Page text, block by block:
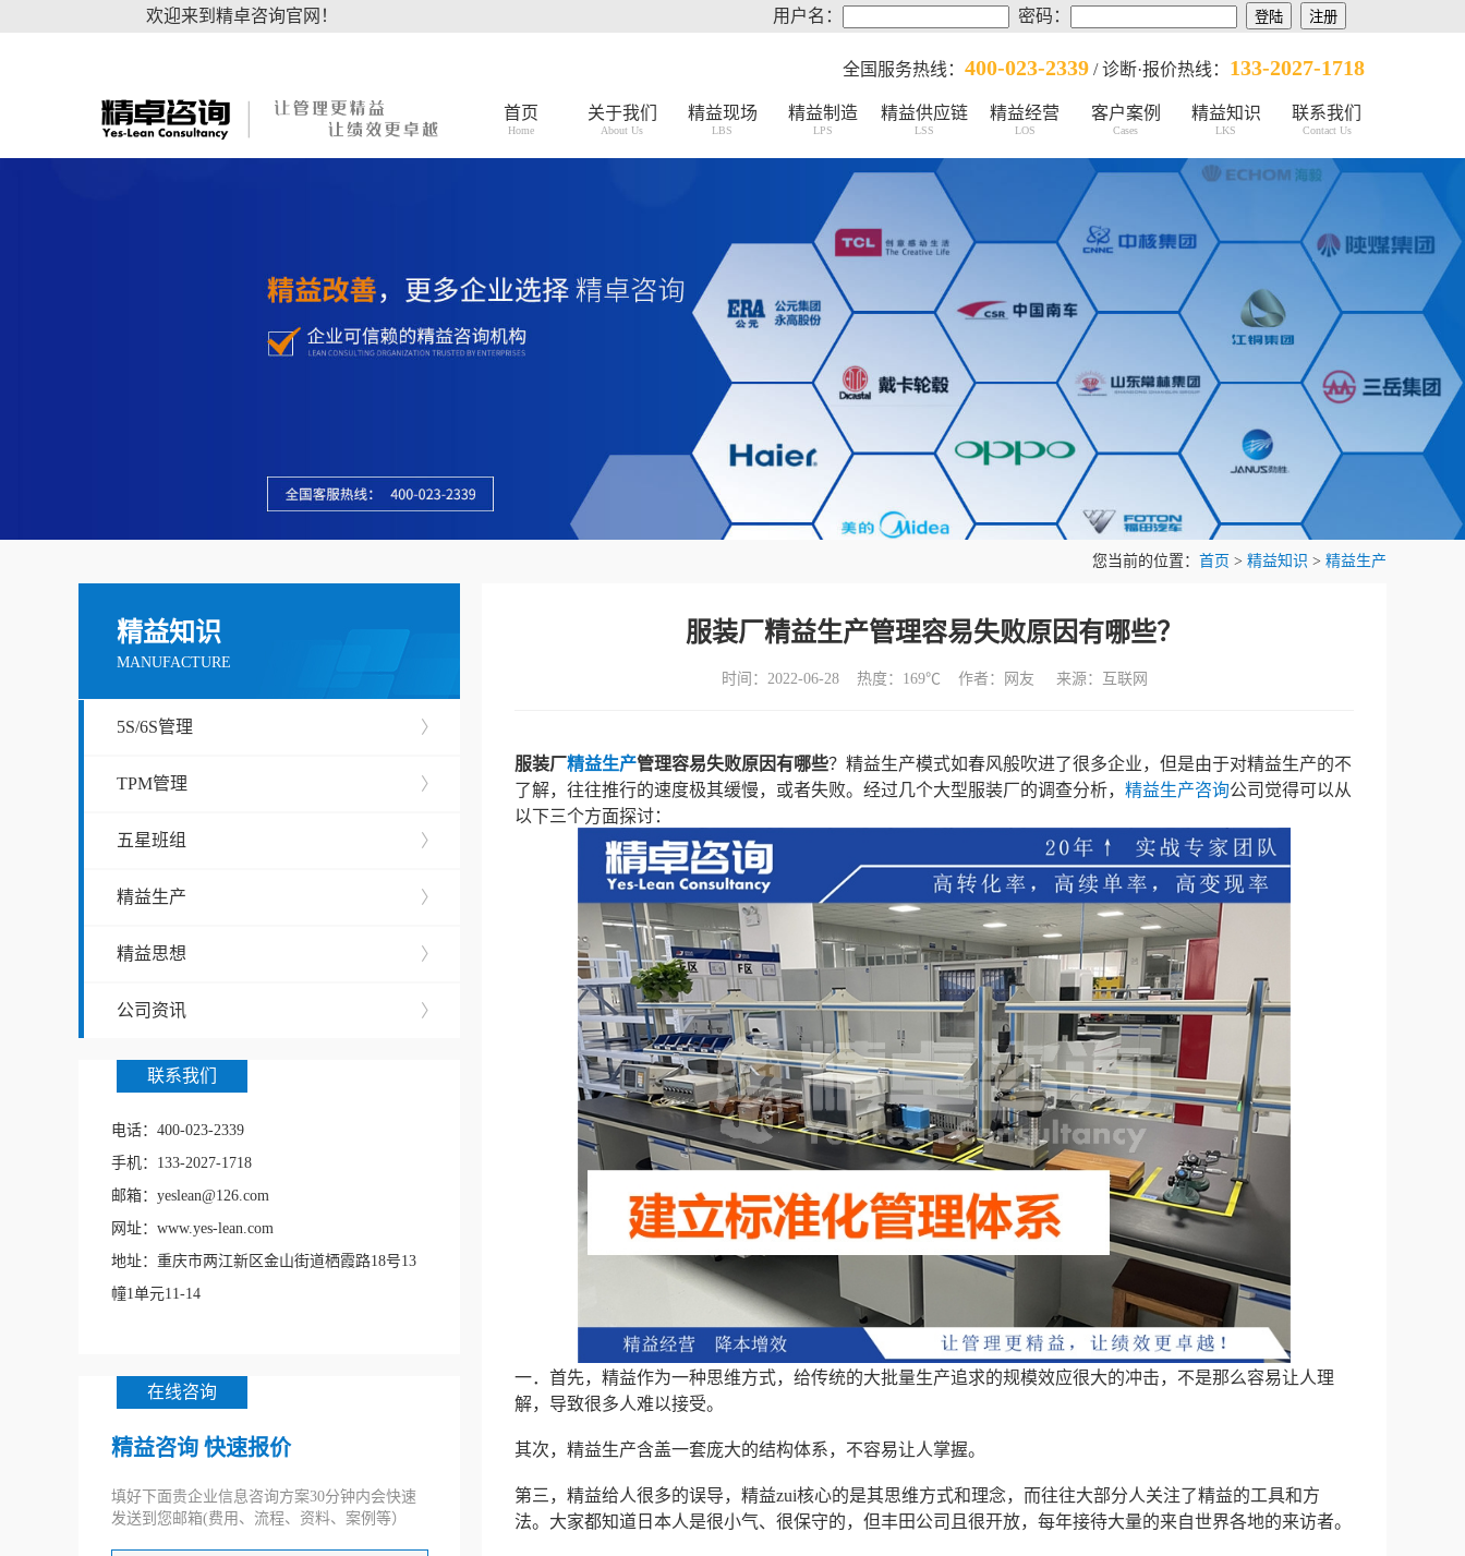
欢迎来到精卓咨询官网！ 用户名： 密码：
全国服务热线： 400-023-2339 / 诊断·报价热线： 133-2027-1718
首页
Home
关于我们
About Us
精益现场
LBS
精益制造
LPS
精益供应链
LSS
精益经营
LOS
客户案例
Cases
精益知识
LKS
联系我们
Contact Us
您当前的位置： 首页 > 精益知识 > 精益生产
精益知识
MANUFACTURE
5S/6S管理 〉
TPM管理 〉
五星班组 〉
精益生产 〉
精益思想 〉
公司资讯 〉
联系我们
电话：400-023-2339
手机：133-2027-1718
邮箱：yeslean@126.com
网址：www.yes-lean.com
地址：重庆市两江新区金山街道栖霞路18号13
幢1单元11-14
在线咨询
精益咨询 快速报价
填好下面贵企业信息咨询方案30分钟内会快速
发送到您邮箱(费用、流程、资料、案例等）
服装厂精益生产管理容易失败原因有哪些？
时间：2022-06-28 热度： 169℃ 作者：网友 来源：互联网
服装厂精益生产管理容易失败原因有哪些？精益生产模式如春风般吹进了很多企业，但是由于对精益生产的不
了解，往往推行的速度极其缓慢，或者失败。经过几个大型服装厂的调查分析， 精益生产咨询公司觉得可以从
以下三个方面探讨：
一．首先，精益作为一种思维方式，给传统的大批量生产追求的规模效应很大的冲击，不是那么容易让人理
解，导致很多人难以接受。
其次，精益生产含盖一套庞大的结构体系，不容易让人掌握。
第三，精益给人很多的误导，精益zui核心的是其思维方式和理念，而往往大部分人关注了精益的工具和方
法。大家都知道日本人是很小气、很保守的，但丰田公司且很开放，每年接待大量的来自世界各地的来访者。